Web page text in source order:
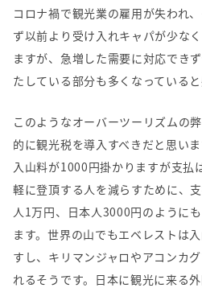
コロナ禍で観光業の雇用が失われ
ず以前より受け入れキャパが少な
ますが、急増した需要に対応でき
たしている部分も多くなっていると
このようなオーバーツーリズムの
的に観光税を導入すべきだと思い
入山料が1000円掛かりますが支払
軽に登頂する人を減らすために、
人 1 万円、日本人 3000円のように
ます。世界の山でもエベレストは
すし、キリマンジャロやアコンカ
れるそうです。日本に観光に来る